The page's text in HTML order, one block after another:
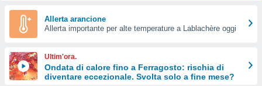
Web
le
Allerta arancione
Allerta importante per alte temperature a Lablachère oggi
Ultim'ora.
Ondata di calore fino a Ferragosto: rischia di
diventare eccezionale. Svolta solo a fine mese?